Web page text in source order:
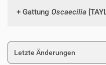
Gattung Oscaecilia
Letzte Änderungen